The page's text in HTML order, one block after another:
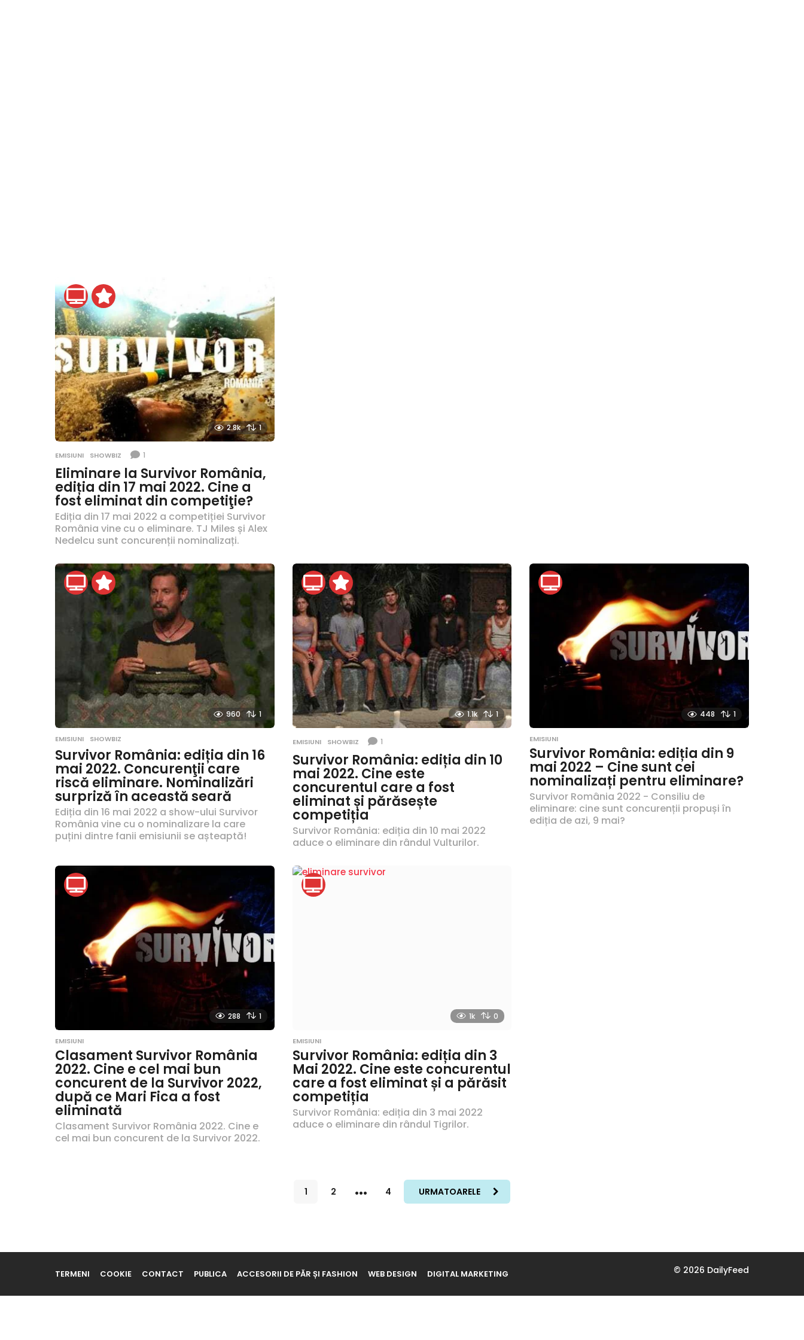
2.8k 1
EMISIUNI ,SHOWBIZ 1
Eliminare la Survivor România,
ediția din 17 mai 2022. Cine a
fost eliminat din competiţie?
Ediția din 17 mai 2022 a competiției Survivor
România vine cu o eliminare. TJ Miles și Alex
Nedelcu sunt concurenții nominalizați.
960 1
EMISIUNI ,SHOWBIZ
Survivor România: ediția din 16
mai 2022. Concurenţii care
riscă eliminare. Nominalizări
surpriză în această seară
Ediția din 16 mai 2022 a show-ului Survivor
România vine cu o nominalizare la care
puțini dintre fanii emisiunii se așteaptă!
1.1k 1
EMISIUNI ,SHOWBIZ 1
Survivor România: ediția din 10
mai 2022. Cine este
concurentul care a fost
eliminat și părăsește
competiția
Survivor România: ediția din 10 mai 2022
aduce o eliminare din rândul Vulturilor.
448 1
EMISIUNI
Survivor România: ediția din 9
mai 2022 – Cine sunt cei
nominalizați pentru eliminare?
Survivor România 2022 - Consiliu de
eliminare: cine sunt concurenții propuși în
ediția de azi, 9 mai?
288 1
EMISIUNI
Clasament Survivor România
2022. Cine e cel mai bun
concurent de la Survivor 2022,
după ce Mari Fica a fost
eliminată
Clasament Survivor România 2022. Cine e
cel mai bun concurent de la Survivor 2022.
1k 0
EMISIUNI
Survivor România: ediția din 3
Mai 2022. Cine este concurentul
care a fost eliminat și a părăsit
competiția
Survivor România: ediția din 3 mai 2022
aduce o eliminare din rândul Tigrilor.
1 2 … 4 URMATOARELE
TERMENI COOKIE CONTACT PUBLICA ACCESORII DE PĂR ȘI FASHION WEB DESIGN DIGITAL MARKETING © 2026 DailyFeed